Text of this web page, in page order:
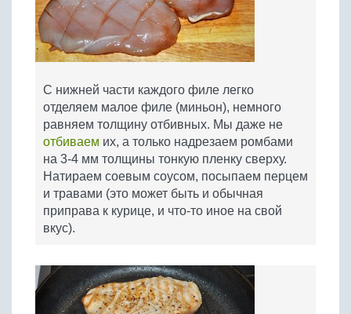
С нижней части каждого филе легко
отделяем малое филе (миньон), немного
равняем толщину отбивных. Мы даже не
отбиваем их, а только надрезаем ромбами
на 3-4 мм толщины тонкую пленку сверху.
Натираем соевым соусом, посыпаем перцем
и травами (это может быть и обычная
приправа к курице, и что-то иное на свой
вкус).